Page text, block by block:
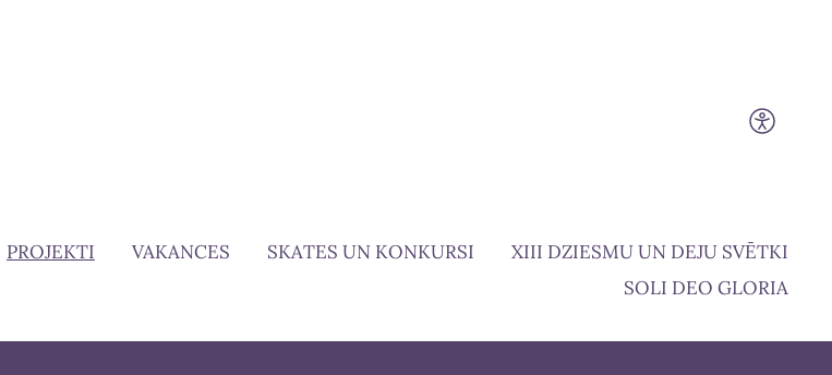
PROJEKTI VAKANCES SKATES UN KONKURSI
XIII DZIESMU UN DEJU SVĒTKI
SOLI DEO GLORIA